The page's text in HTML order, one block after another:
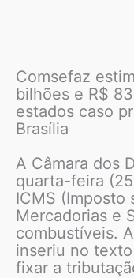
Comsefaz
bilhões e R$
estados caso
Brasília
A Câmara dos
quarta-feira
ICMS (Imposto
Mercadorias e
combustíveis.
inseriu no
fixar a